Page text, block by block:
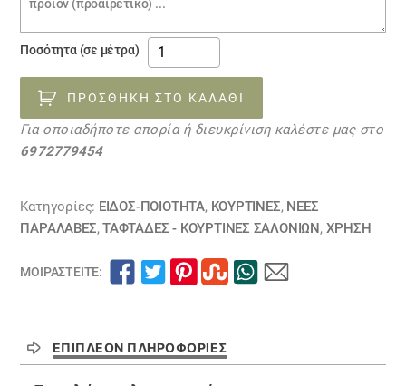
Ποσότητα (σε μέτρα)
TAF18
-
TAF18
ποσότητα
ΠΡΟΣΘΉΚΗ ΣΤΟ ΚΑΛΆΘΙ
Για οποιαδήποτε απορία ή διευκρίνιση καλέστε μας στο
6972779454
Κατηγορίες: ΕΙΔΟΣ-ΠΟΙΟΤΗΤΑ, ΚΟΥΡΤΊΝΕΣ, ΝΕΕΣ
ΠΑΡΑΛΑΒΕΣ,ΤΑΦΤΆΔΕΣ - ΚΟΥΡΤΊΝΕΣ ΣΑΛΟΝΙΏΝ, ΧΡΗΣΗ
ΜΟΙΡΑΣΤΕΊΤΕ:
ΕΠΙΠΛΈΟΝ ΠΛΗΡΟΦΟΡΊΕΣ